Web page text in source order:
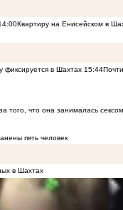
Квартиру на Енисейском в
фиксируется в Шахтах 15:44
того, что она занималась
пять человек
в Шахтах